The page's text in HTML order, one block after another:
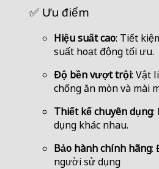
✅ Ưu điểm
Hiệu suất cao: Tiết
suất hoạt động tối ưu.
Độ bền vượt trội: Vật
chống ăn mòn và mài
Thiết kế chuyên dụng:
dụng khác nhau.
Bảo hành chính hãng:
người sử dụng